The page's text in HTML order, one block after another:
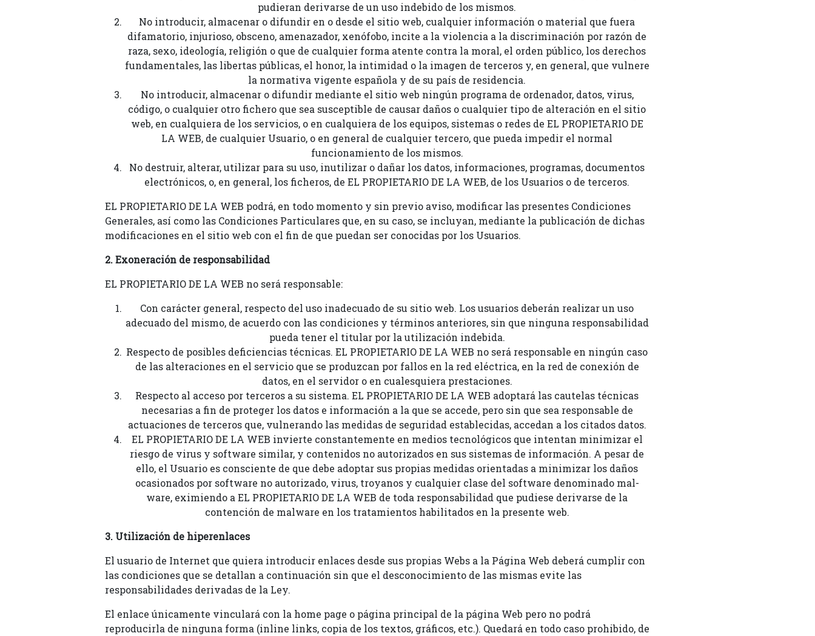
pudieran derivarse de un uso indebido de los mismos.
No introducir, almacenar o difundir en o desde el sitio web, cualquier información o material que fuera
difamatorio, injurioso, obsceno, amenazador, xenófobo, incite a la violencia a la discriminación por razón de
raza, sexo, ideología, religión o que de cualquier forma atente contra la moral, el orden público, los derechos
fundamentales, las libertas públicas, el honor, la intimidad o la imagen de terceros y, en general, que vulnere
la normativa vigente española y de su país de residencia.
No introducir, almacenar o difundir mediante el sitio web ningún programa de ordenador, datos, virus,
código, o cualquier otro fichero que sea susceptible de causar daños o cualquier tipo de alteración en el sitio
web, en cualquiera de los servicios, o en cualquiera de los equipos, sistemas o redes de EL PROPIETARIO DE
LA WEB, de cualquier Usuario, o en general de cualquier tercero, que pueda impedir el normal
funcionamiento de los mismos.
No destruir, alterar, utilizar para su uso, inutilizar o dañar los datos, informaciones, programas, documentos
electrónicos, o, en general, los ficheros, de EL PROPIETARIO DE LA WEB, de los Usuarios o de terceros.
EL PROPIETARIO DE LA WEB podrá, en todo momento y sin previo aviso, modificar las presentes Condiciones
Generales, así como las Condiciones Particulares que, en su caso, se incluyan, mediante la publicación de dichas
modificaciones en el sitio web con el fin de que puedan ser conocidas por los Usuarios.
2. Exoneración de responsabilidad
EL PROPIETARIO DE LA WEB no será responsable:
Con carácter general, respecto del uso inadecuado de su sitio web. Los usuarios deberán realizar un uso
adecuado del mismo, de acuerdo con las condiciones y términos anteriores, sin que ninguna responsabilidad
pueda tener el titular por la utilización indebida.
Respecto de posibles deficiencias técnicas. EL PROPIETARIO DE LA WEB no será responsable en ningún caso
de las alteraciones en el servicio que se produzcan por fallos en la red eléctrica, en la red de conexión de
datos, en el servidor o en cualesquiera prestaciones.
Respecto al acceso por terceros a su sistema. EL PROPIETARIO DE LA WEB adoptará las cautelas técnicas
necesarias a fin de proteger los datos e información a la que se accede, pero sin que sea responsable de
actuaciones de terceros que, vulnerando las medidas de seguridad establecidas, accedan a los citados datos.
EL PROPIETARIO DE LA WEB invierte constantemente en medios tecnológicos que intentan minimizar el
riesgo de virus y software similar, y contenidos no autorizados en sus sistemas de información. A pesar de
ello, el Usuario es consciente de que debe adoptar sus propias medidas orientadas a minimizar los daños
ocasionados por software no autorizado, virus, troyanos y cualquier clase del software denominado mal-
ware, eximiendo a EL PROPIETARIO DE LA WEB de toda responsabilidad que pudiese derivarse de la
contención de malware en los tratamientos habilitados en la presente web.
3. Utilización de hiperenlaces
El usuario de Internet que quiera introducir enlaces desde sus propias Webs a la Página Web deberá cumplir con
las condiciones que se detallan a continuación sin que el desconocimiento de las mismas evite las
responsabilidades derivadas de la Ley.
El enlace únicamente vinculará con la home page o página principal de la página Web pero no podrá
reproducirla de ninguna forma (inline links, copia de los textos, gráficos, etc.). Quedará en todo caso prohibido, de